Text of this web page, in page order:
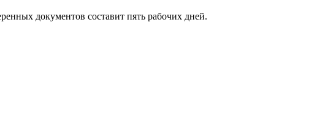
документов составит пять рабочих дней.